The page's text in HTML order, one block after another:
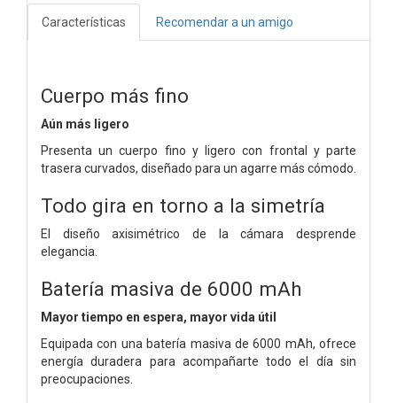
Características Recomendar a un amigo
Cuerpo más fino
Aún más ligero
Presenta un cuerpo fino y ligero con frontal y parte
trasera curvados, diseñado para un agarre más cómodo.
Todo gira en torno a la simetría
El diseño axisimétrico de la cámara desprende
elegancia.
Batería masiva de 6000 mAh
Mayor tiempo en espera, mayor vida útil
Equipada con una batería masiva de 6000 mAh, ofrece
energía duradera para acompañarte todo el día sin
preocupaciones.